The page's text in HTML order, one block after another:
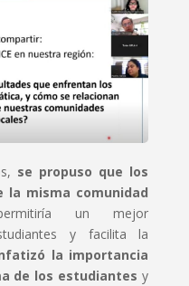
se propuso que los
la misma comunidad
un mejor
y facilita la
la importancia
de los estudiantes y